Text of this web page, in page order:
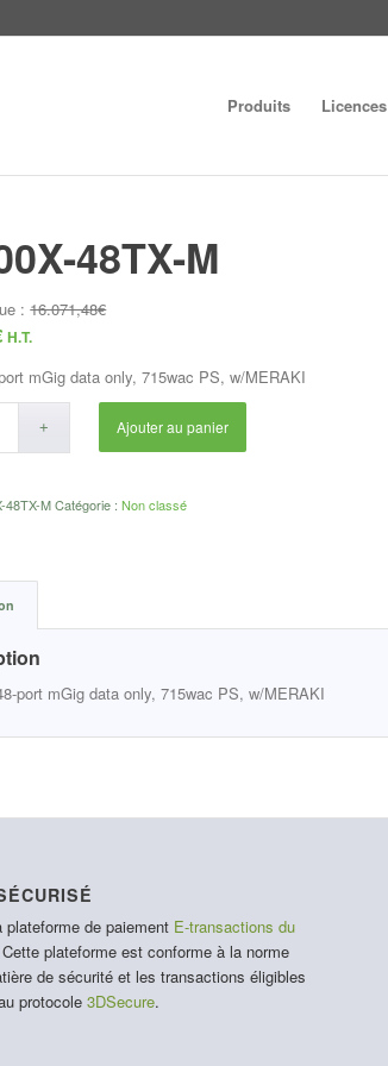
Produits Licences
48TX-M
:16.071,48€
H.T.
mGig data only, 715wac PS, w/MERAKI
Ajouter au panier
48TX-M Catégorie :Non classé
port mGig data only, 715wac PS, w/MERAKI
plateforme de paiement E-transactions du
plateforme est conforme à la norme
de sécurité et les transactions éligibles
protocole 3DSecure.